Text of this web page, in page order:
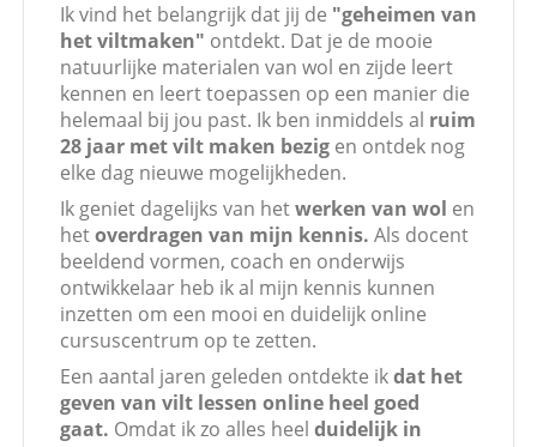
Ik vind het belangrijk dat jij de "geheimen van
het viltmaken" ontdekt. Dat je de mooie
natuurlijke materialen van wol en zijde leert
kennen en leert toepassen op een manier die
helemaal bij jou past. Ik ben inmiddels al ruim
28 jaar met vilt maken bezig en ontdek nog
elke dag nieuwe mogelijkheden.
Ik geniet dagelijks van hetwerken van wol en
hetoverdragen van mijn kennis. Als docent
beeldend vormen, coach en onderwijs
ontwikkelaar heb ik al mijn kennis kunnen
inzetten om een mooi en duidelijk online
cursuscentrum op te zetten.
Een aantal jaren geleden ontdekte ikdat het
geven van vilt lessen online heel goed
gaat. Omdat ik zo alles heel duidelijk in